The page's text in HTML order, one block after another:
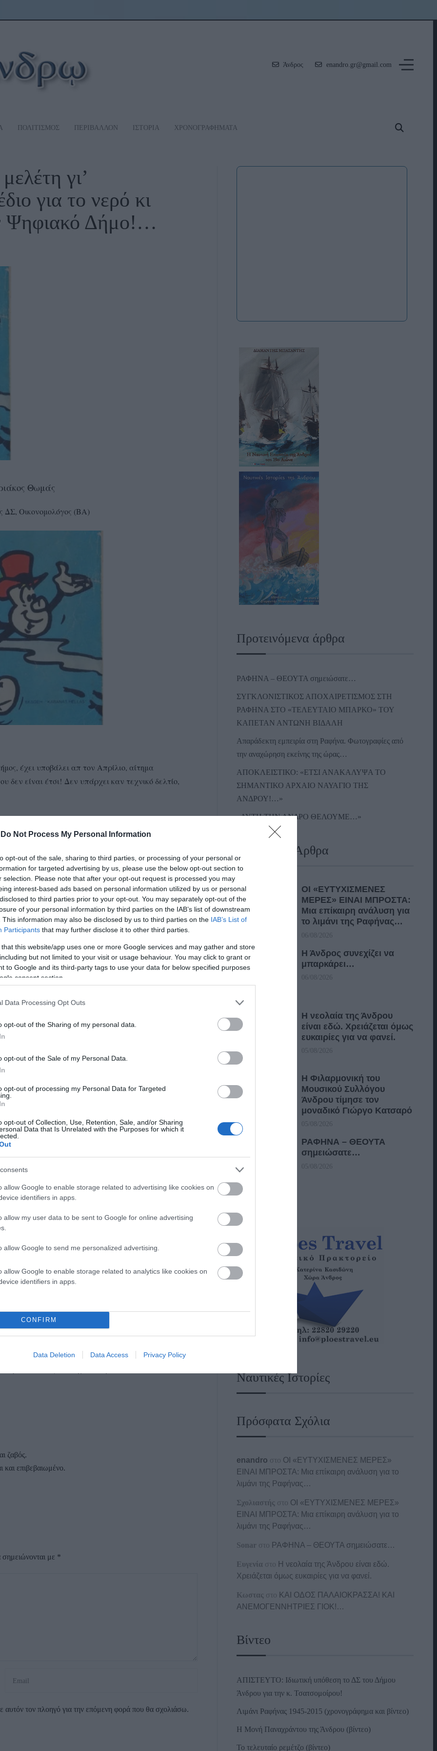
Do Not Process My Personal Information
opt-out of the sale, sharing to third parties, or processing of your personal or
for targeted advertising by us, please use the below opt-out section to
selection. Please note that after your opt-out request is processed you may
interest-based ads based on personal information utilized by us or personal
to third parties prior to your opt-out. You may separately opt-out of the
of your personal information by third parties on the IAB’s list of downstream
This information may also be disclosed by us to third parties on the IAB’s List of
Participants that may further disclose it to other third parties.
that this website/app uses one or more Google services and may gather and store
but not limited to your visit or usage behaviour. You may click to grant or
to Google and its third-party tags to use your data for below specified purposes
consent section.
Data Processing Opt Outs
opt-out of the Sharing of my personal data.
opt-out of the Sale of my Personal Data.
opt-out of processing my Personal Data for Targeted
opt-out of Collection, Use, Retention, Sale, and/or Sharing
Data that Is Unrelated with the Purposes for which it
allow Google to enable storage related to advertising like cookies on
identifiers in apps.
allow my user data to be sent to Google for online advertising
allow Google to send me personalized advertising.
allow Google to enable storage related to analytics like cookies on
identifiers in apps.
CONFIRM
Data Deletion Data Access Privacy Policy
Άνδρος enandro.gr@gmail.com
ΠΟΛΙΤΙΣΜΟΣ ΠΕΡΙΒΑΛΛΟΝ ΙΣΤΟΡΙΑ ΧΡΟΝΟΓΡΑΦΗΜΑΤΑ
γι’
για το νερό κι
Ψηφιακό Δήμο!…
Θωμάς
ΔΣ, Οικονομολόγος (ΒΑ)
έχει υποβάλει απ τον Απρίλιο, αίτημα
δεν είναι έτσι! Δεν υπάρχει καν τεχνικό δελτίο,
ότι το νησί έχει ανάγκη από αφαλατωτές. Τα
απαντάει ο Δήμος!Αυτό δεν είναι πρόταση
Σωστά;
το δόλιο το νερό της αβύσσου; Ερώτηση κάνω.
την κατεύθυνση του ψηφιακού δήμου, η απάντηση
η προστασία από κυβερνοεπιθέσεις, η οργάνωση
συμμετοχή σε ενιαία πλατφόρμα δεδομένων κ.ά.!!
μπορείτε μόνο πολιτικά σχόλια…
Ο τύπος δεν ασχολείται με τιποτα
ζαβός.
και επιβεβαιωμένο.
με *
τον πλοηγό για την επόμενη φορά που θα σχολιάσω.
Προτεινόμενα άρθρα
ΡΑΦΗΝΑ – ΘΕΟΥΤΑ σημειώσατε…
ΣΥΓΚΛΟΝΙΣΤΙΚΟΣ ΑΠΟΧΑΙΡΕΤΙΣΜΟΣ ΣΤΗ
ΡΑΦΗΝΑ ΣΤΟ «ΤΕΛΕΥΤΑΙΟ ΜΠΑΡΚΟ» ΤΟΥ
ΚΑΠΕΤΑΝ ΑΝΤΩΝΗ ΒΙΔΑΛΗ
Απαράδεκτη εμπειρία στη Ραφήνα. Φωτογραφίες από
την αναχώρηση εκείνης της ώρας…
ΑΠΟΚΛΕΙΣΤΙΚΟ: «ΕΤΣΙ ΑΝΑΚΑΛΥΨΑ ΤΟ
ΣΗΜΑΝΤΙΚΟ ΑΡΧΑΙΟ ΝΑΥΑΓΙΟ ΤΗΣ
ΑΝΔΡΟΥ!…»
«ΑΥΤΗ ΤΗΝ ΑΝΔΡΟ ΘΕΛΟΥΜΕ…»
Πρόσφατα Άρθρα
ΟΙ «ΕΥΤΥΧΙΣΜΕΝΕΣ
ΜΕΡΕΣ» ΕΙΝΑΙ ΜΠΡΟΣΤΑ:
Μια επίκαιρη ανάλυση για
το λιμάνι της Ραφήνας…
06/08/2026
Η Άνδρος συνεχίζει να
μπαρκάρει…
06/08/2026
Η νεολαία της Άνδρου
είναι εδώ. Χρειάζεται όμως
ευκαιρίες για να φανεί.
05/08/2026
Η Φιλαρμονική του
Μουσικού Συλλόγου
Άνδρου τίμησε τον
μοναδικό Γιώργο Κατσαρό
05/08/2026
ΡΑΦΗΝΑ – ΘΕΟΥΤΑ
σημειώσατε…
05/08/2026
Ναυτικές Ιστορίες
Πρόσφατα Σχόλια
enandro στο ΟΙ «ΕΥΤΥΧΙΣΜΕΝΕΣ ΜΕΡΕΣ»
ΕΙΝΑΙ ΜΠΡΟΣΤΑ: Μια επίκαιρη ανάλυση για το
λιμάνι της Ραφήνας…
Σχολιαστής στο ΟΙ «ΕΥΤΥΧΙΣΜΕΝΕΣ ΜΕΡΕΣ»
ΕΙΝΑΙ ΜΠΡΟΣΤΑ: Μια επίκαιρη ανάλυση για το
λιμάνι της Ραφήνας…
Sonar στο ΡΑΦΗΝΑ – ΘΕΟΥΤΑ σημειώσατε…
Ευγενία στο Η νεολαία της Άνδρου είναι εδώ.
Χρειάζεται όμως ευκαιρίες για να φανεί.
Κωστας στο ΚΑΙ ΟΔΟΣ ΠΑΛΑIΟΚΡΑΣΣΑ! ΚΑΙ
ΑΝΕΜΟΓΕΝΝΗΤΡΙΕΣ ΓΙΟΚ!…
Βίντεο
ΑΠΙΣΤΕΥΤΟ: Ιδιωτική υπόθεση το ΔΣ του Δήμου
Άνδρου για την κ. Τσατσομοίρου!
Λιμάνι Ραφήνας 1945-2015 (χρονογράφημα και βίντεο)
Η Μονή Παναχράντου της Άνδρου (βίντεο)
Το τελευταίο ρεμέτζο (βίντεο)